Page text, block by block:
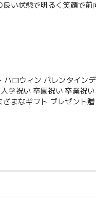
い状態で明るく笑顔で前
ロウィン バレンタイン
学祝い 卒園祝い 卒業祝
まなギフト プレゼント贈